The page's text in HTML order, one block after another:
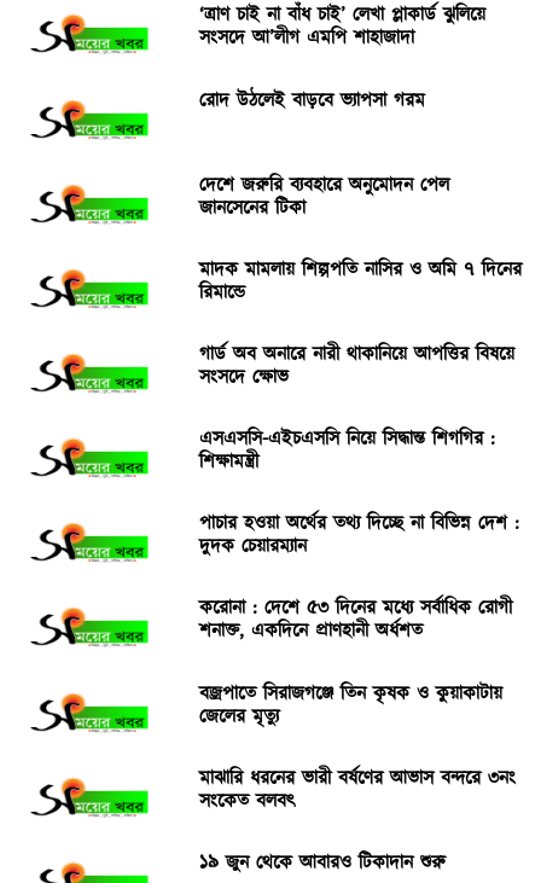
‘ত্রাণ চাই না বাঁধ চাই’ লেখা প্লাকার্ড ঝুলিয়ে
সংসদে আ’লীগ এমপি শাহাজাদা
রোদ উঠলেই বাড়বে ভ্যাপসা গরম
দেশে জরুরি ব্যবহারে অনুমোদন পেল
জানসেনের টিকা
মাদক মামলায় শিল্পপতি নাসির ও অমি ৭ দিনের
রিমান্ডে
গার্ড অব অনারে নারী থাকানিয়ে আপত্তির বিষয়ে
সংসদে ক্ষোভ
এসএসসি-এইচএসসি নিয়ে সিদ্ধান্ত শিগগির :
শিক্ষামন্ত্রী
পাচার হওয়া অর্থের তথ্য দিচ্ছে না বিভিন্ন দেশ :
দুদক চেয়ারম্যান
করোনা : দেশে ৫৩ দিনের মধ্যে সর্বাধিক রোগী
শনাক্ত, একদিনে প্রাণহানী অর্ধশত
বজ্রপাতে সিরাজগঞ্জে তিন কৃষক ও কুয়াকাটায়
জেলের মৃত্যু
মাঝারি ধরনের ভারী বর্ষণের আভাস বন্দরে ৩নং
সংকেত বলবৎ
১৯ জুন থেকে আবারও টিকাদান শুরু